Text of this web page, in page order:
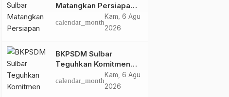
Matangkan Persiapan
HUT Ke-81 RI, Puncak
Upacara di Lapangan
calendar_month
Kam, 6 Agu
2026
BKPSDM Sulbar
Teguhkan Komitmen
Pengembangan
Kompetensi ASN
calendar_month
Kam, 6 Agu
2026